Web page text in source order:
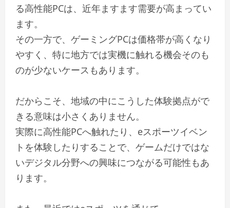
る高性能PCは、近年ますます需要が高まってい
ます。
その一方で、ゲーミングPCは価格帯が高くなり
やすく、特に地方では実機に触れる機会そのも
のが少ないケースもあります。
だからこそ、地域の中にこうした体験拠点がで
きる意味は小さくありません。
実際に高性能PCへ触れたり、eスポーツイベン
トを体験したりすることで、ゲームだけではな
いデジタル分野への興味につながる可能性もあ
ります。